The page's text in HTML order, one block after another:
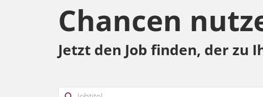
Chancen
Jetzt den Job finden, der zu